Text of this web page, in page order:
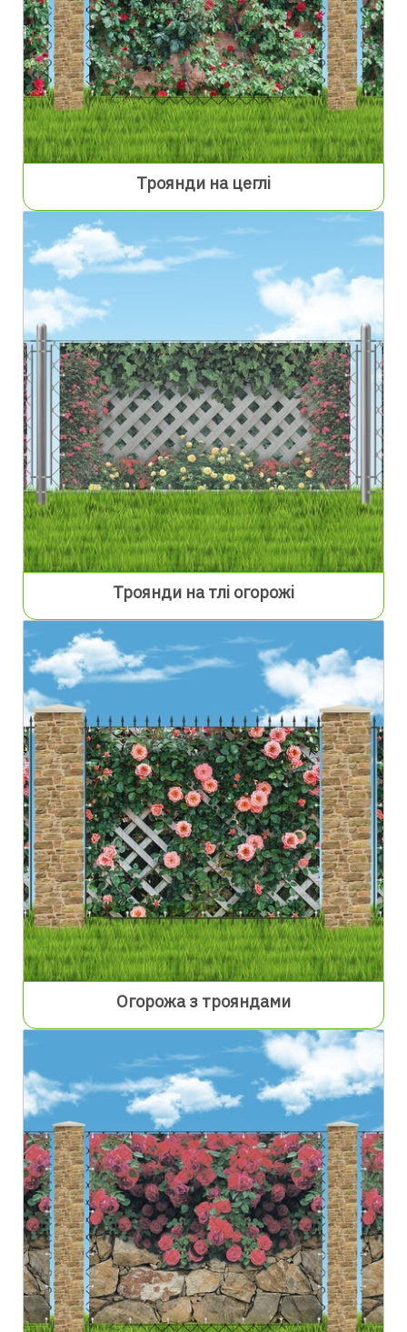
Троянди на цеглі
Троянди на тлі огорожі
Огорожа з трояндами